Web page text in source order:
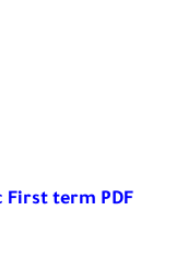
First term PDF